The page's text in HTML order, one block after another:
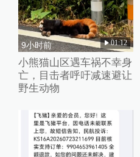
9小时前 01:12
小熊猫山区遇车祸不幸身
亡，目击者呼吁减速避让
野生动物